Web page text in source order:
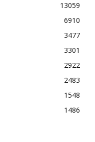
13059
6910
3477
3301
2922
2483
1548
1486